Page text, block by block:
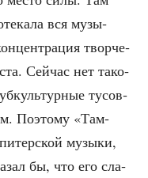
вся музы­
твор­че­
Сей­час нет тако­
тусов­
Поэто­му «Там­
музы­ки,
бы, что его сла­